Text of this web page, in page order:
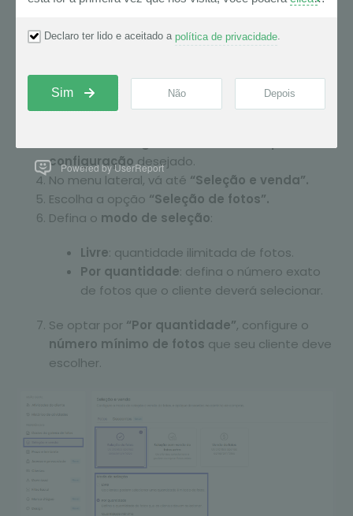
configuraçãodesejado.
No menu lateral, vá até “Seleção e venda”.
Escolha a opção “Seleção de fotos”.
Defina o modo de seleção:
Livre: quantidade ilimitada de fotos.
Por quantidade: defina o número exato
de fotos que o cliente deverá selecionar.
Se optar por “Por quantidade”, configure o
número mínimo de fotos que seu cliente deve
escolher.
Powered by UserReport